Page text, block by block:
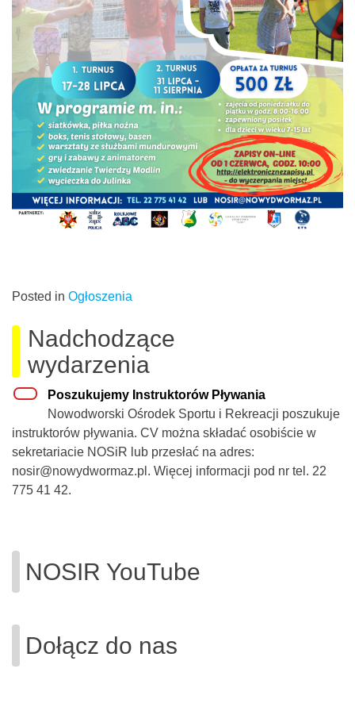
Posted in Ogłoszenia
Nadchodzące
wydarzenia
Poszukujemy Instruktorów Pływania
Nowodworski Ośrodek Sportu i Rekreacji poszukuje
instruktorów pływania. CV można składać osobiście w
sekretariacie NOSiR lub przesłać na adres:
nosir@nowydwormaz.pl. Więcej informacji pod nr tel. 22
775 41 42.
NOSIR YouTube
Dołącz do nas